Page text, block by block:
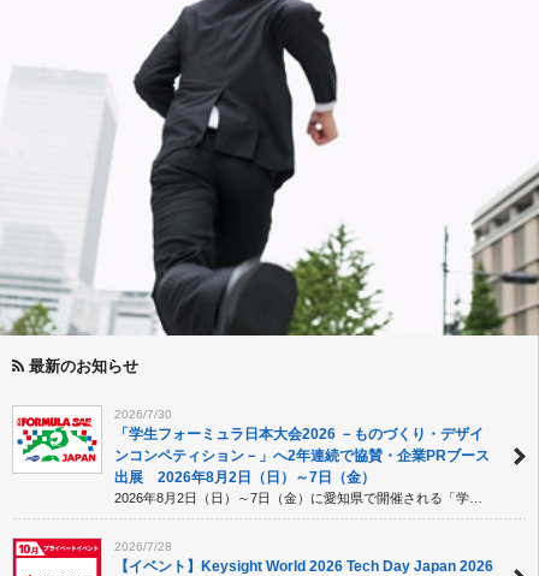
最新のお知らせ
2026/7/30
「学生フォーミュラ日本大会2026 －ものづくり・デザイ
ンコンペティション－」へ2年連続で協賛・企業PRブース
出展 2026年8月2日（日）～7日（金）
2026/7/28
【イベント】Keysight World 2026 Tech Day Japan 2026